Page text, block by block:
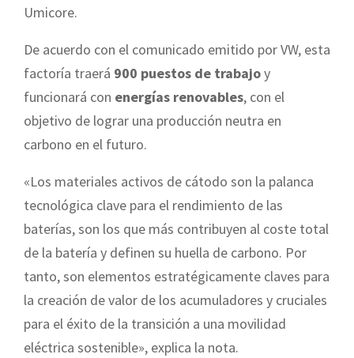
Umicore.
De acuerdo con el comunicado emitido por VW, esta
factoría traerá 900 puestos de trabajoy
funcionará con energías renovables, con el
objetivo de lograr una producción neutra en
carbono en el futuro.
«Los materiales activos de cátodo son la palanca
tecnológica clave para el rendimiento de las
baterías, son los que más contribuyen al coste total
de la batería y definen su huella de carbono. Por
tanto, son elementos estratégicamente claves para
la creación de valor de los acumuladores y cruciales
para el éxito de la transición a una movilidad
eléctrica sostenible», explica la nota.